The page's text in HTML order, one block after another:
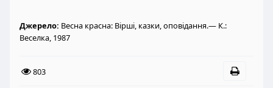
Джерело: Весна красна: Вірші, казки, оповідання.— К.:
Веселка, 1987
803